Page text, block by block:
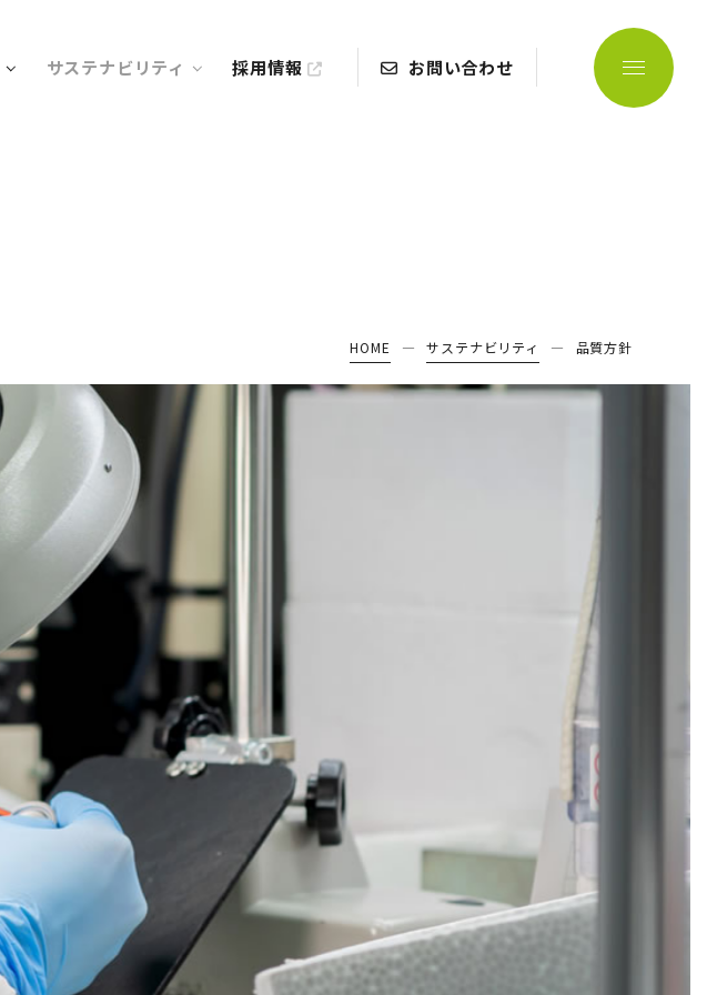
サステナビリティ 採用情報 お問い合わせ
HOME サステナビリティ 品質方針